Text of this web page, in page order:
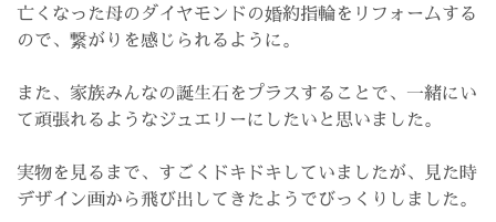
亡くなった母のダイヤモンドの婚約指輪をリフォームする
ので、繋がりを感じられるように。
また、家族みんなの誕生石をプラスすることで、一緒にい
て頑張れるようなジュエリーにしたいと思いました。
実物を見るまで、すごくドキドキしていましたが、見た時
デザイン画から飛び出してきたようでびっくりしました。